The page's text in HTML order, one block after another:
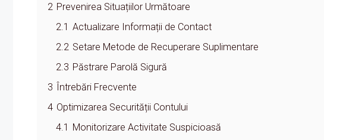
2 Prevenirea Situațiilor Următoare
2.1 Actualizare Informații de Contact
2.2 Setare Metode de Recuperare Suplimentare
2.3 Păstrare Parolă Sigură
3 Întrebări Frecvente
4 Optimizarea Securității Contului
4.1 Monitorizare Activitate Suspicioasă